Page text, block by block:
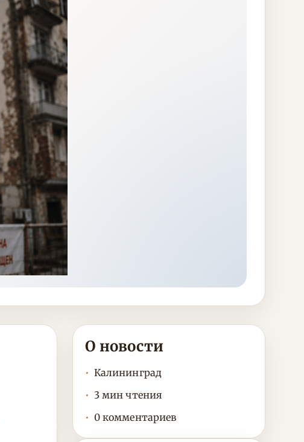
О новости
Калининград
3 мин чтения
0 комментариев